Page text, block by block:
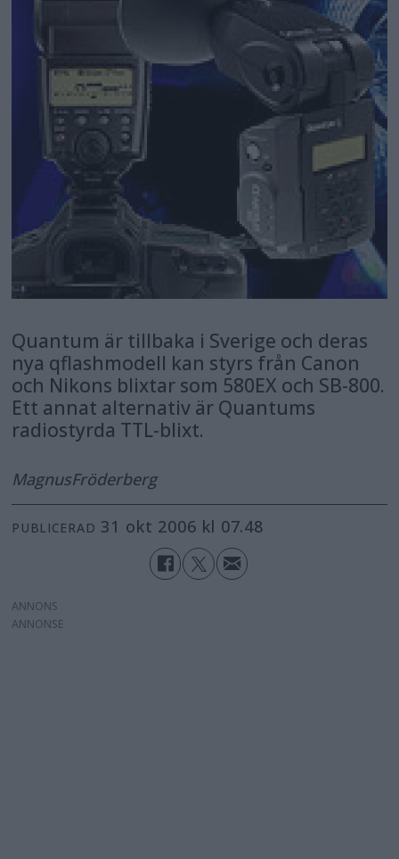
Quantum är tillbaka i Sverige och deras
nya qflashmodell kan styrs från Canon
och Nikons blixtar som 580EX och SB-800.
Ett annat alternativ är Quantums
radiostyrda TTL-blixt.
MagnusFröderberg
PUBLICERAD 31 okt 2006 kl 07.48
ANNONS